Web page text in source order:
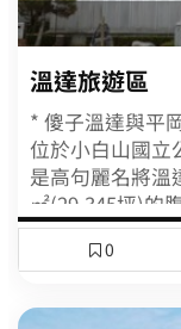
溫達旅遊區
* 傻子溫達與平
位於小白山國立
是高句麗名將溫
㎡(29,345坪)的
店、特產店、露
利設施，也保
山城。每年10月
0